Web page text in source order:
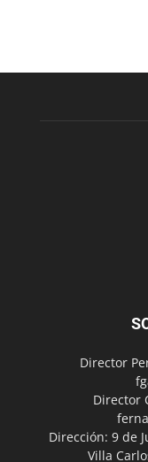
Director
Director
Dirección: 9 de
Villa